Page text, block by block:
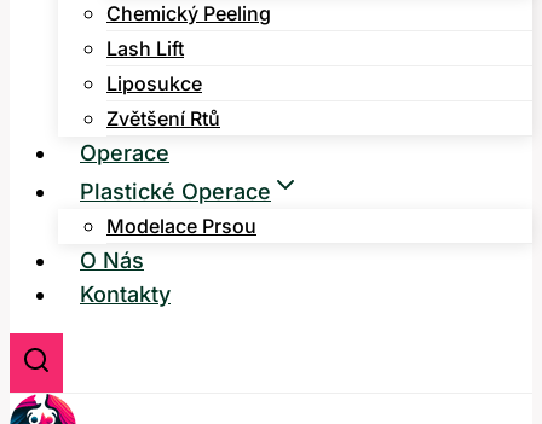
Chemický Peeling
Lash Lift
Liposukce
Zvětšení Rtů
Operace
Plastické Operace
Modelace Prsou
O Nás
Kontakty